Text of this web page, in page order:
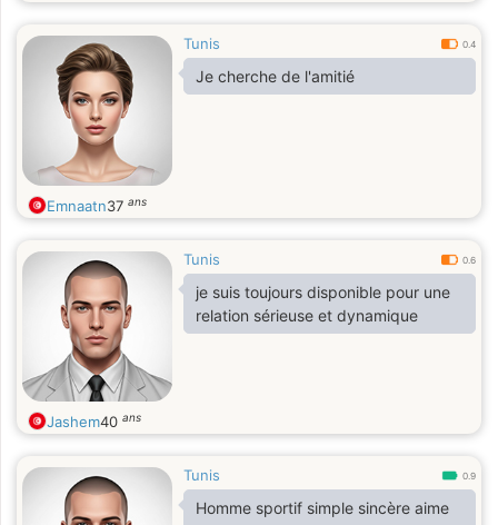
Tunis 0.4
Je cherche de l'amitié
Emnaatn37 ans
Tunis 0.6
je suis toujours disponible pour une
relation sérieuse et dynamique
Jashem40 ans
Tunis 0.9
Homme sportif simple sincère aime